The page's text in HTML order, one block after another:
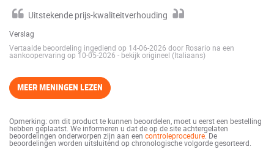
Uitstekende prijs-kwaliteitverhouding
Verslag
Vertaalde beoordeling ingediend op 14-06-2026 door Rosario na een
aankoopervaring op 10-05-2026 - bekijk origineel (Italiaans)
MEER MENINGEN LEZEN
Opmerking: om dit product te kunnen beoordelen, moet u eerst een bestelling
hebben geplaatst. We informeren u dat de op de site achtergelaten
beoordelingen onderworpen zijn aan een controleprocedure. De
beoordelingen worden uitsluitend op chronologische volgorde gesorteerd.